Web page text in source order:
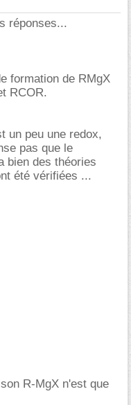
réponses...
formation de RMgX
RCOR.
un peu une redox,
pas que le
bien des théories
été vérifiées ...
R-MgX n'est que